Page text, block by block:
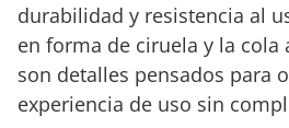
durabilidad y resistencia al
en forma de ciruela y la cola
son detalles pensados para
experiencia de uso sin